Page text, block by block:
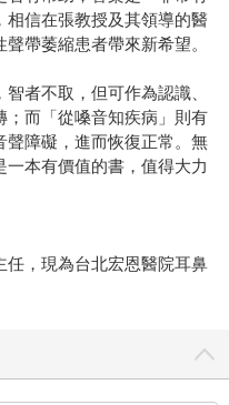
信在張教授及其領導的醫
帶萎縮患者帶來新希望。
者不取，但可作為認識、
；而「從嗓音知疾病」則有
聲障礙，進而恢復正常。無
本有價值的書，值得大力
任，現為台北宏恩醫院耳鼻